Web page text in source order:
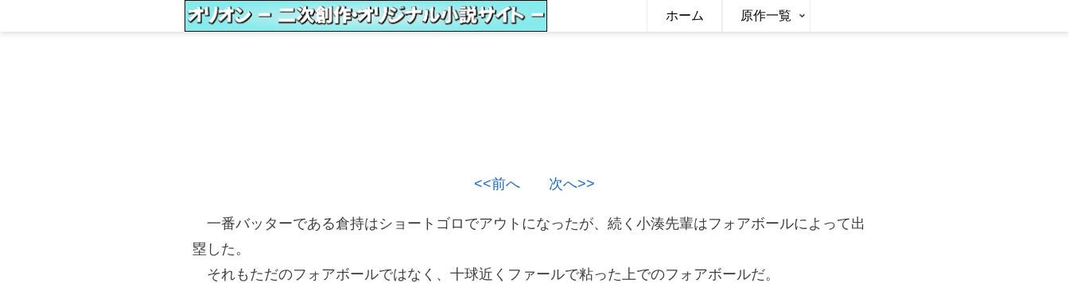
ホーム 原作一覧
<<前へ 次へ>>
一番バッターである倉持はショートゴロでアウトになったが、続く小湊先輩はフォアボールによって出
塁した。
それもただのフォアボールではなく、十球近くファールで粘った上でのフォアボールだ。